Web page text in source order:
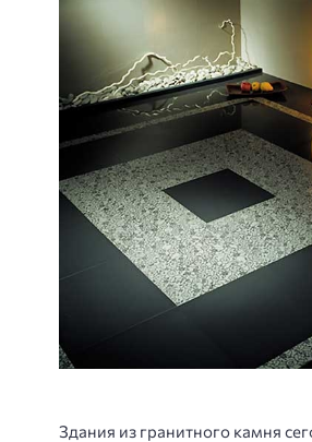
Здания из гранитного камня